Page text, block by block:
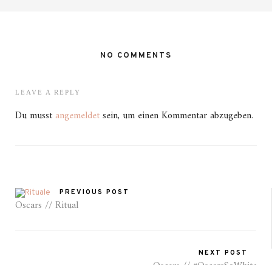
NO COMMENTS
LEAVE A REPLY
Du musst angemeldetsein, um einen Kommentar abzugeben.
PREVIOUS POST
Oscars // Ritual
NEXT POST